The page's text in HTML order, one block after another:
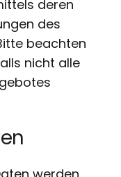
deren
des
beachten
nicht alle